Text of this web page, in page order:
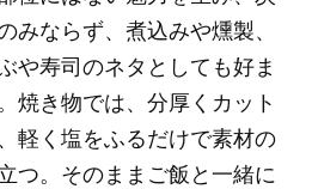
みならず、煮込みや燻製、
や寿司のネタとしても好ま
焼き物では、分厚くカット
軽く塩をふるだけで素材の
つ。そのままご飯と一緒に